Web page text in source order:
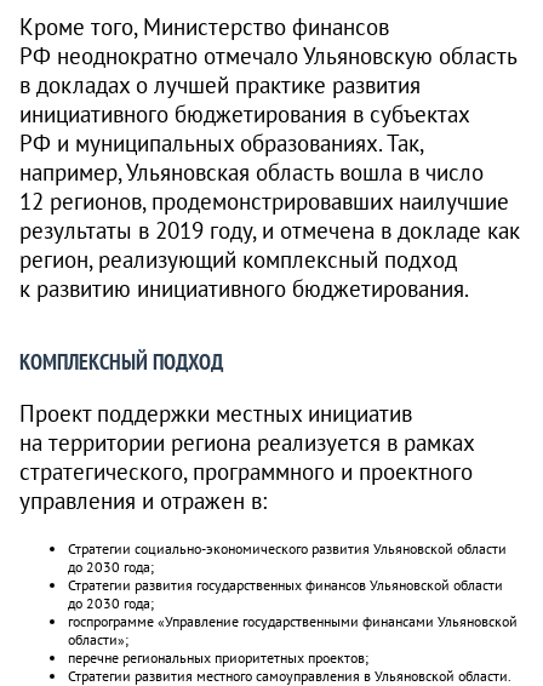
Кроме того, Министерство финансов
РФ неоднократно отмечало Ульяновскую область
в докладах о лучшей практике развития
инициативного бюджетирования в субъектах
РФ и муниципальных образованиях. Так,
например, Ульяновская область вошла в число
12 регионов, продемонстрировавших наилучшие
результаты в 2019 году, и отмечена в докладе как
регион, реализующий комплексный подход
к развитию инициативного бюджетирования.
КОМПЛЕКСНЫЙ ПОДХОД
Проект поддержки местных инициатив
на территории региона реализуется в рамках
стратегического, программного и проектного
управления и отражен в:
Стратегии социально-экономического развития Ульяновской области
до 2030 года;
Стратегии развития государственных финансов Ульяновской области
до 2030 года;
госпрограмме «Управление государственными финансами Ульяновской
области»;
перечне региональных приоритетных проектов;
Стратегии развития местного самоуправления в Ульяновской области.